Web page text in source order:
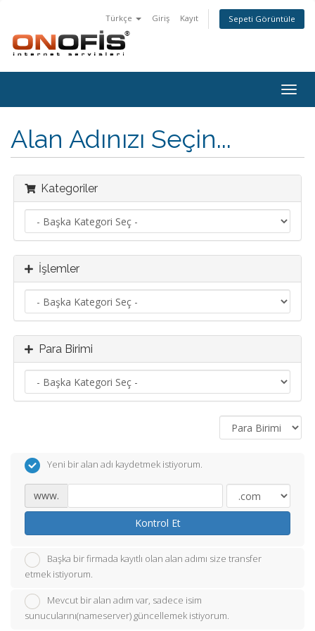
Türkçe Giriş Kayıt Sepeti Görüntüle
Alan Adınızı Seçin...
Kategoriler
İşlemler
Para Birimi
Yeni bir alan adı kaydetmek istiyorum.
www.
Kontrol Et
Başka bir firmada kayıtlı olan alan adımı size transfer
etmek istiyorum.
Mevcut bir alan adım var, sadece isim
sunucularını(nameserver) güncellemek istiyorum.